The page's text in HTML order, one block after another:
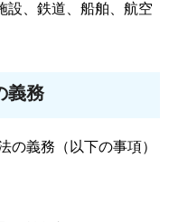
設、鉄道、船舶、航空
義務
の義務（以下の事項）